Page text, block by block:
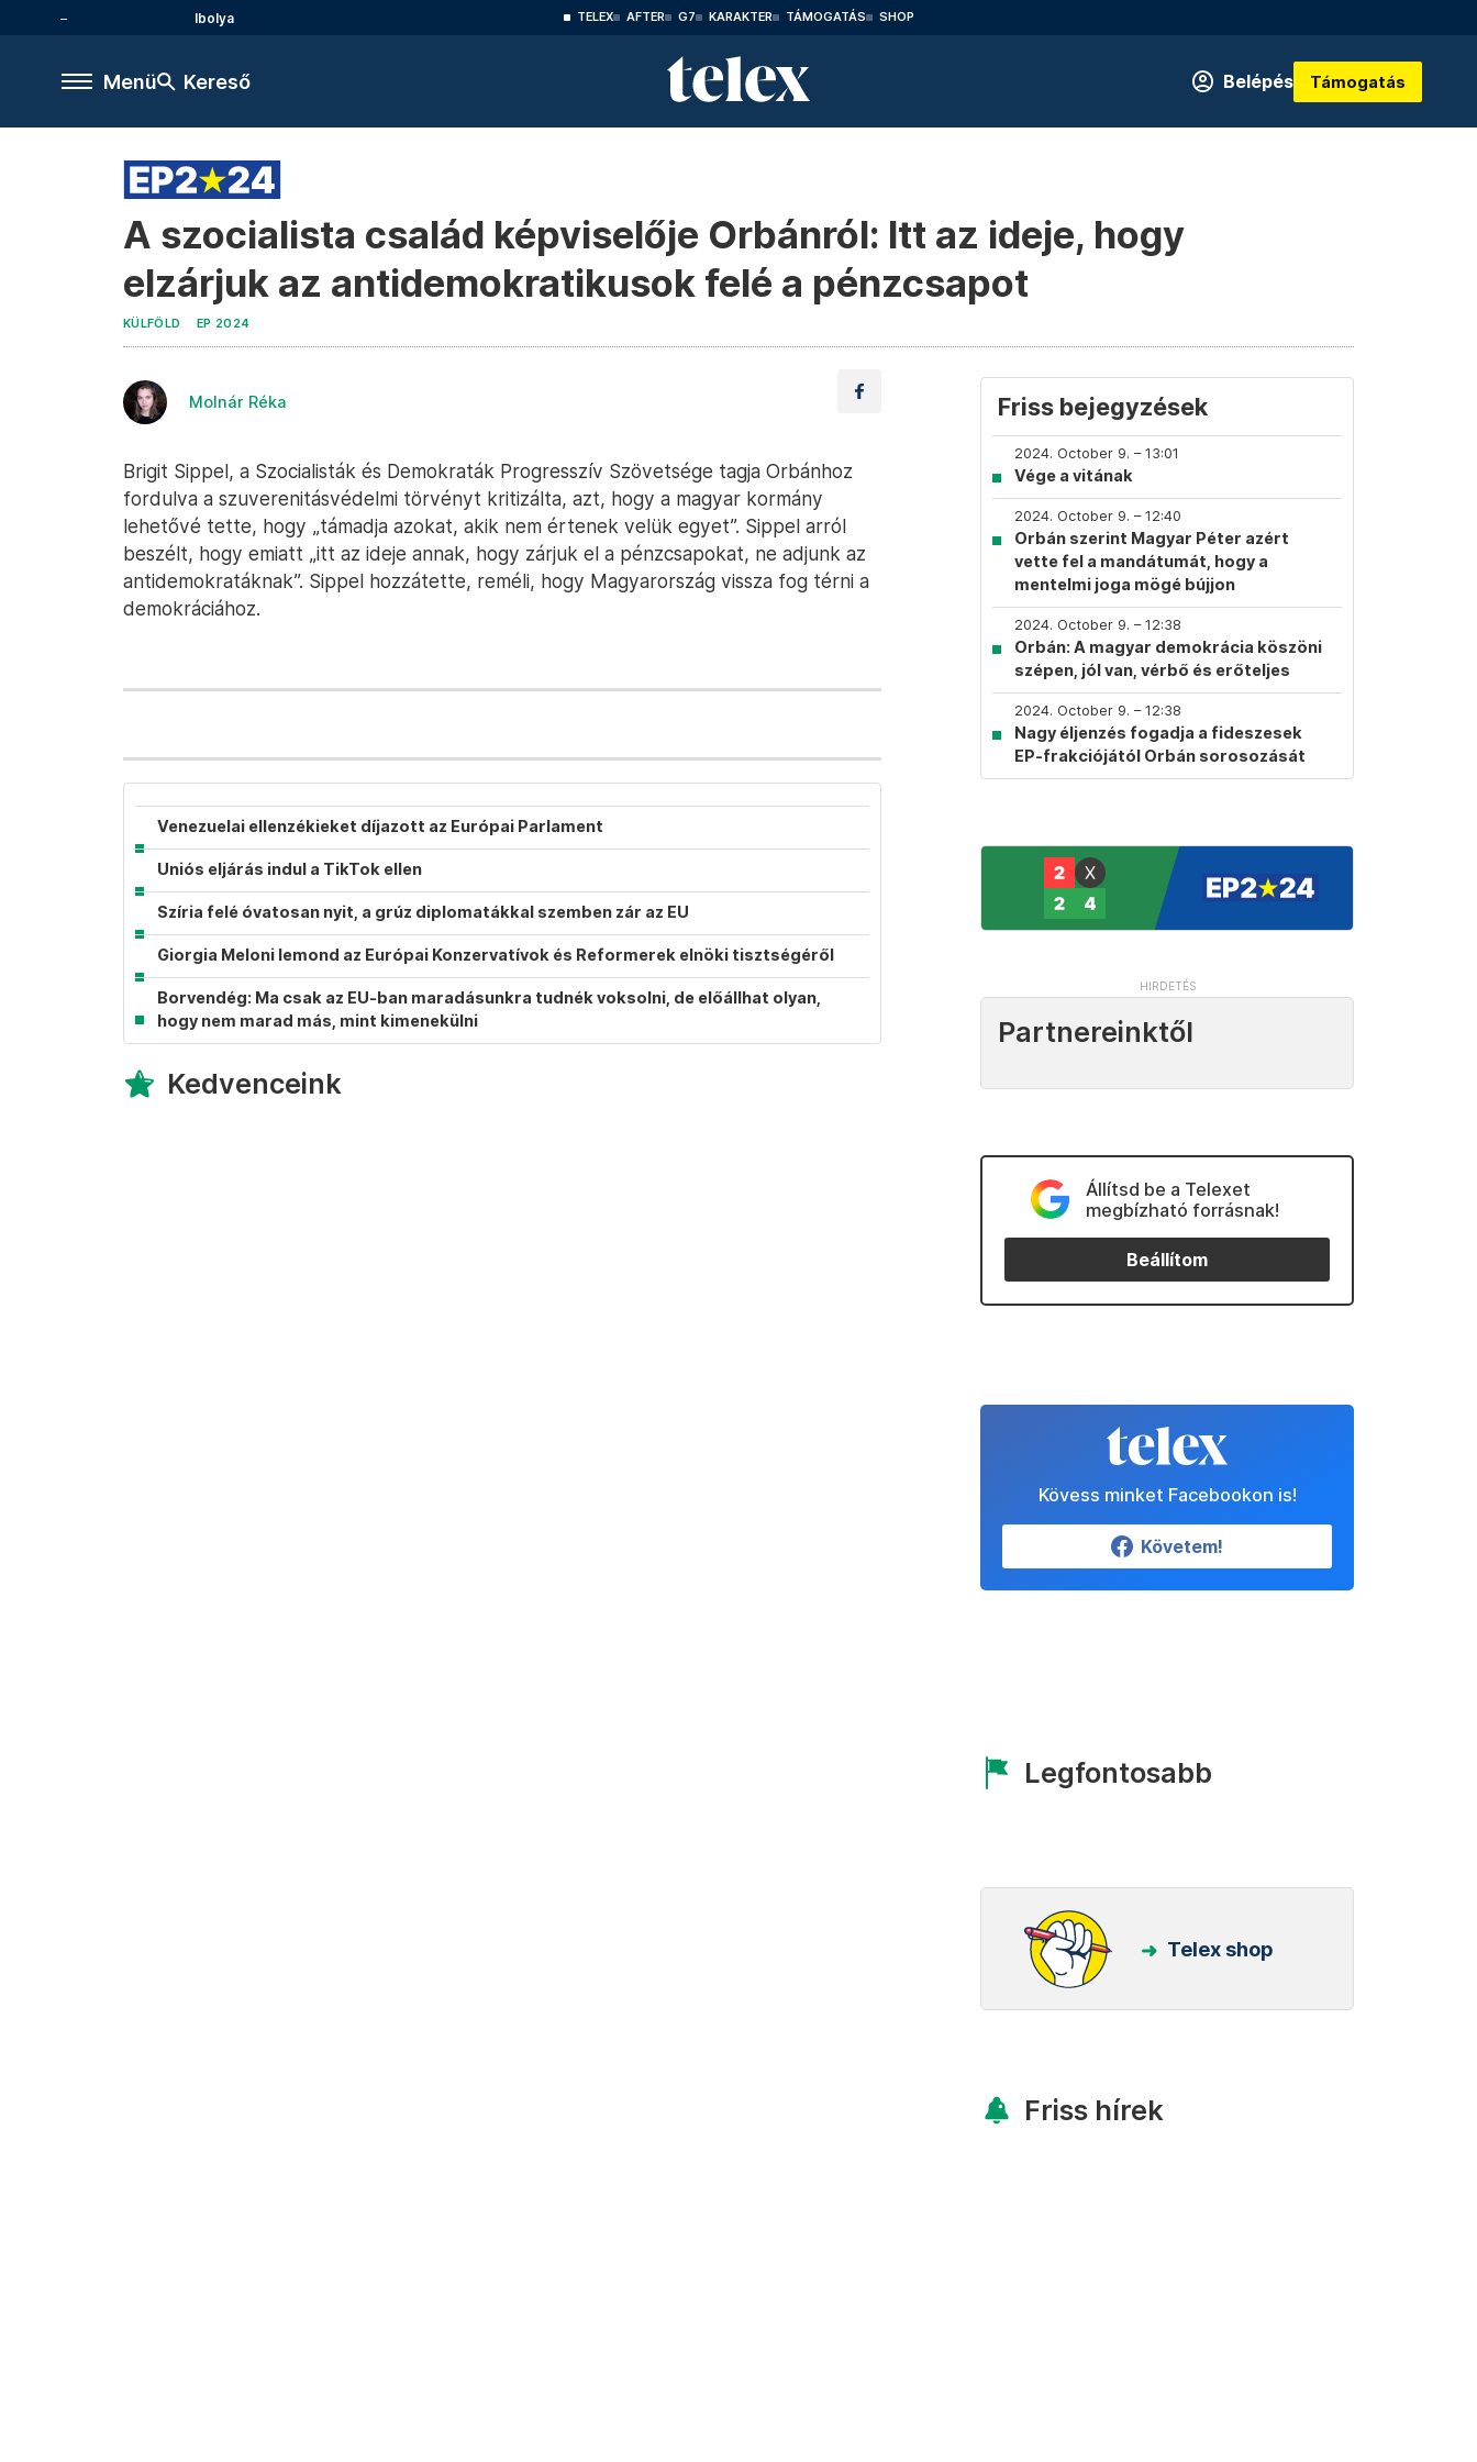
Ibolya TELEX AFTER G7 KARAKTER TÁMOGATÁS SHOP
Menü Kereső Belépés Támogatás
A szocialista család képviselője Orbánról: Itt az ideje, hogy
elzárjuk az antidemokratikusok felé a pénzcsapot
KÜLFÖLD EP 2024
Molnár Réka
Brigit Sippel, a Szocialisták és Demokraták Progresszív Szövetsége tagja Orbánhoz
fordulva a szuverenitásvédelmi törvényt kritizálta, azt, hogy a magyar kormány
lehetővé tette, hogy „támadja azokat, akik nem értenek velük egyet”. Sippel arról
beszélt, hogy emiatt „itt az ideje annak, hogy zárjuk el a pénzcsapokat, ne adjunk az
antidemokratáknak”. Sippel hozzátette, reméli, hogy Magyarország vissza fog térni a
demokráciához.
Venezuelai ellenzékieket díjazott az Európai Parlament
Uniós eljárás indul a TikTok ellen
Szíria felé óvatosan nyit, a grúz diplomatákkal szemben zár az EU
Giorgia Meloni lemond az Európai Konzervatívok és Reformerek elnöki tisztségéről
Borvendég: Ma csak az EU-ban maradásunkra tudnék voksolni, de előállhat olyan,
hogy nem marad más, mint kimenekülni
Kedvenceink
Friss bejegyzések
2024. October 9. – 13:01
Vége a vitának
2024. October 9. – 12:40
Orbán szerint Magyar Péter azért
vette fel a mandátumát, hogy a
mentelmi joga mögé bújjon
2024. October 9. – 12:38
Orbán: A magyar demokrácia köszöni
szépen, jól van, vérbő és erőteljes
2024. October 9. – 12:38
Nagy éljenzés fogadja a fideszesek
EP-frakciójától Orbán sorosozását
Partnereinktől
Állítsd be a Telexet
megbízható forrásnak!
Beállítom
Kövess minket Facebookon is!
Követem!
Legfontosabb
Telex shop
Friss hírek